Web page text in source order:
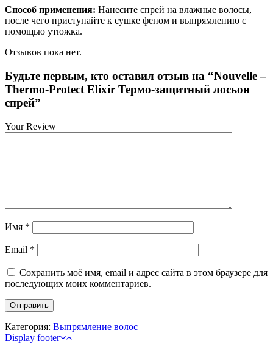
Способ применения: Нанесите спрей на влажные волосы,
после чего приступайте к сушке феном и выпрямлению с
помощью утюжка.
Отзывов пока нет.
Будьте первым, кто оставил отзыв на “Nouvelle –
Thermo-Protect Elixir Термо-защитный лосьон
спрей”
Your Review
Имя *
Email *
Сохранить моё имя, email и адрес сайта в этом браузере для
последующих моих комментариев.
Категория: Выпрямление волос
Display footer